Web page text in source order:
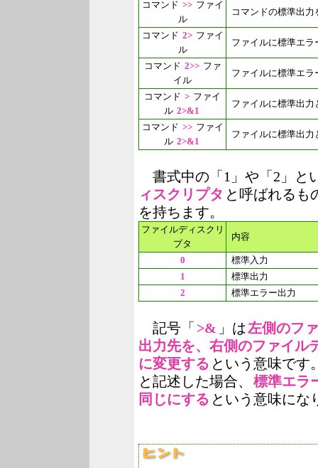
コマンド >> ファイ
ル
コマンドの標準出
コマンド 2> ファイ
ル
ファイルに標準エ
コマンド 2>> ファ
イル
ファイルに標準エ
コマンド > ファイ
ル 2>&1
ファイルに標準出
コマンド >> ファイ
ル 2>&1
ファイルに標準出
書式中の「1」や「2」と
ィスクリプタ と呼ばれるも
を持ちます。
ファイルディスクリ
プタ
内容
0
標準入力
1
標準出力
2
標準エラー出力
記号「 >& 」は左側のフ
出力先を、右側のファイル
に変更する という意味です
と記述した場合、 標準エラ
同じにする という意味にな